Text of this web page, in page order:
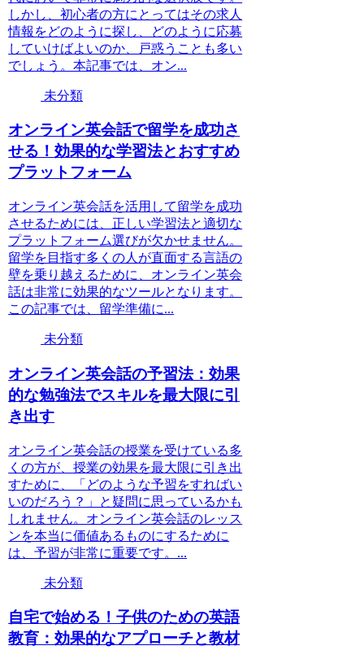
しかし、初心者の方にとってはその求人
情報をどのように探し、どのように応募
していけばよいのか、戸惑うことも多い
でしょう。本記事では、オン...
未分類
オンライン英会話で留学を成功さ
せる！効果的な学習法とおすすめ
プラットフォーム
オンライン英会話を活用して留学を成功
させるためには、正しい学習法と適切な
プラットフォーム選びが欠かせません。
留学を目指す多くの人が直面する言語の
壁を乗り越えるために、オンライン英会
話は非常に効果的なツールとなります。
この記事では、留学準備に...
未分類
オンライン英会話の予習法：効果
的な勉強法でスキルを最大限に引
き出す
オンライン英会話の授業を受けている多
くの方が、授業の効果を最大限に引き出
すために、「どのような予習をすればい
いのだろう？」と疑問に思っているかも
しれません。オンライン英会話のレッス
ンを本当に価値あるものにするために
は、予習が非常に重要です。...
未分類
自宅で始める！子供のための英語
教育：効果的なアプローチと教材